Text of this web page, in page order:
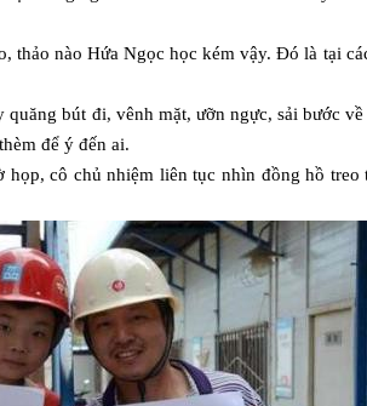
thảo nào Hứa Ngọc học kém vậy. Đó là tại
bút đi, vênh mặt, ưỡn ngực, sải bước về
để ý đến ai.
cô chủ nhiệm liên tục nhìn đồng hồ treo